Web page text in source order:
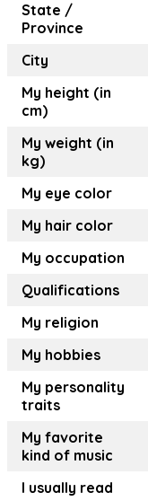
State /
Province
City
My height (in
cm)
My weight (in
kg)
My eye color
My hair color
My occupation
Qualifications
My religion
My hobbies
My personality
traits
My favorite
kind of music
I usually read